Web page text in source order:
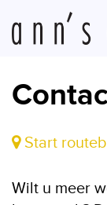
Start
Wilt u meer